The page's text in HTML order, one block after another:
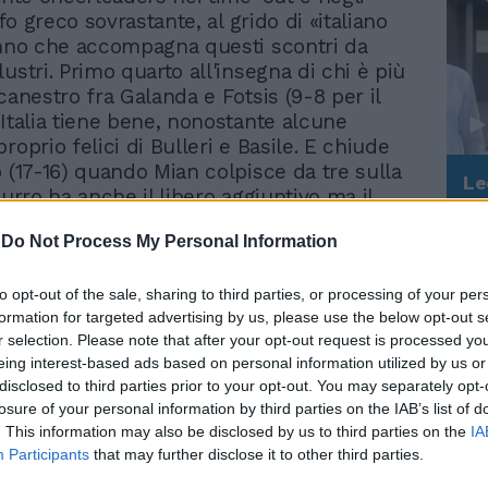
Do Not Process My Personal Information
opt-out of the sale, sharing to third parties, or processing of your
for targeted advertising by us, please use the below opt-out
selection. Please note that after your opt-out request is processed
interest-based ads based on personal information utilized by us
to third parties prior to your opt-out. You may separately
of your personal information by third parties on the IAB’s list of
This information may also be disclosed by us to third parties on the
Participants that may further disclose it to other third parties.
greco sovrastante, al grido di «italiano
che accompagna questi scontri da
Primo quarto all'insegna di chi è più
fra Galanda e Fotsis (9-8 per il
tiene bene, nonostante alcune
felici di Bulleri e Basile. E chiude
(17-16) quando Mian colpisce da tre sulla
ha anche il libero aggiuntivo ma il
del secondo quarto, tanto da andare al
si fa sotto con due triple di Sigalas
al 5'20" con un canestro di
24). È il momento della massima
Sigalas, autore tra l'altro di
in difesa. In un niente, negli
del tempo, gli azzurri si ritrovano
dopo aver buttato via almeno tre
Trump, Meloni e la strategia